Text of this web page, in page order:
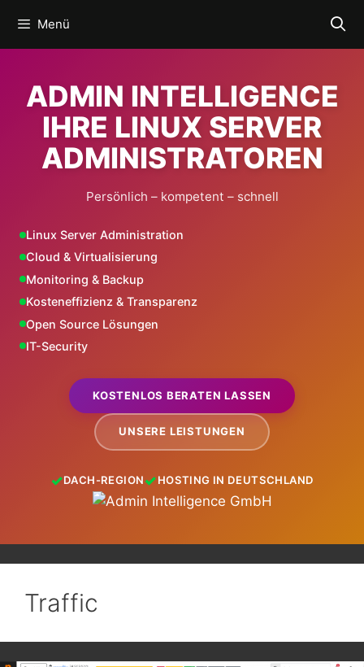
Inhalt
springen
Menü
ADMIN INTELLIGENCE
IHRE LINUX SERVER
ADMINISTRATOREN
Persönlich – kompetent – schnell
Linux Server Administration
Cloud & Virtualisierung
Monitoring & Backup
Kosteneffizienz & Transparenz
Open Source Lösungen
IT-Security
KOSTENLOS BERATEN LASSEN
UNSERE LEISTUNGEN
DACH-REGION HOSTING IN DEUTSCHLAND
Traffic